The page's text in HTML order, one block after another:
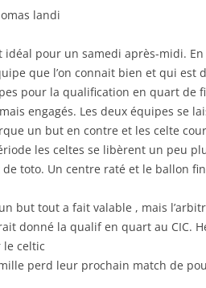
landi
idéal pour un samedi après-midi. En
que l’on connait bien et qui
pour la qualification en quart de
engagés. Les deux équipes se
un but en contre et les celte
les celtes se libèrent un peu
toto. Un centre raté et le ballon
but tout a fait valable , mais
donné la qualif en quart au CIC.
celtic
perd leur prochain match de